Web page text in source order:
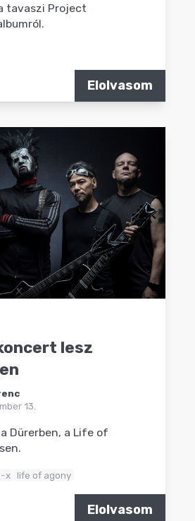
tavaszi Project
Elolvasom
lesz
13.
Dürerben, a Life of
x life of agony
Elolvasom